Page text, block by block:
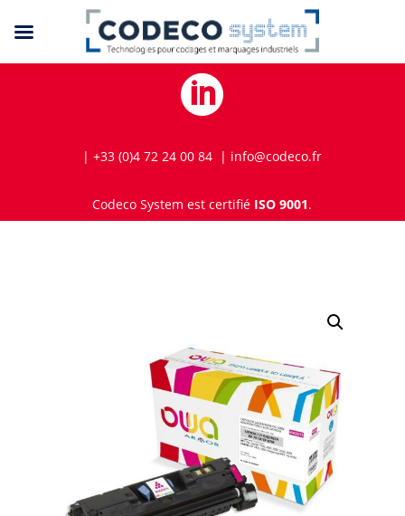

| +33 (0)4 72 24 00 84 | info@codeco.fr
Codeco System est certifié ISO 9001.